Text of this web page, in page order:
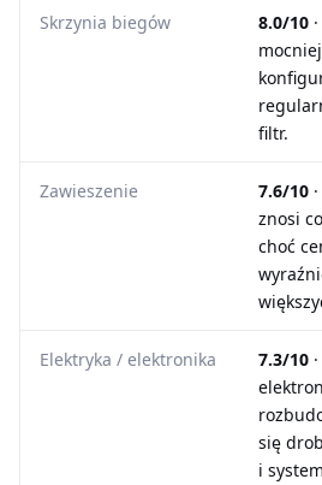
Skrzynia biegów 8.0/10
filtr.
Zawieszenie 7.6/10
znosi
choć
Elektryka / elektronika 7.3/10
się
i